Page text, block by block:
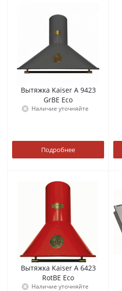
Вытяжка Kaiser A 9423
GrBE Eco
Наличие уточняйте
Подробнее
Вытяжка Kaiser A 6423
RotBE Eco
Наличие уточняйте